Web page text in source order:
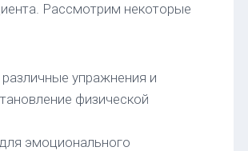
Рассмотрим некоторые
упражнения и
физической
эмоционального